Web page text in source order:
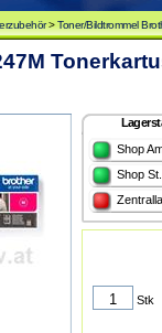
>Toner/Bildtrommel
Shop
Shop
Stk